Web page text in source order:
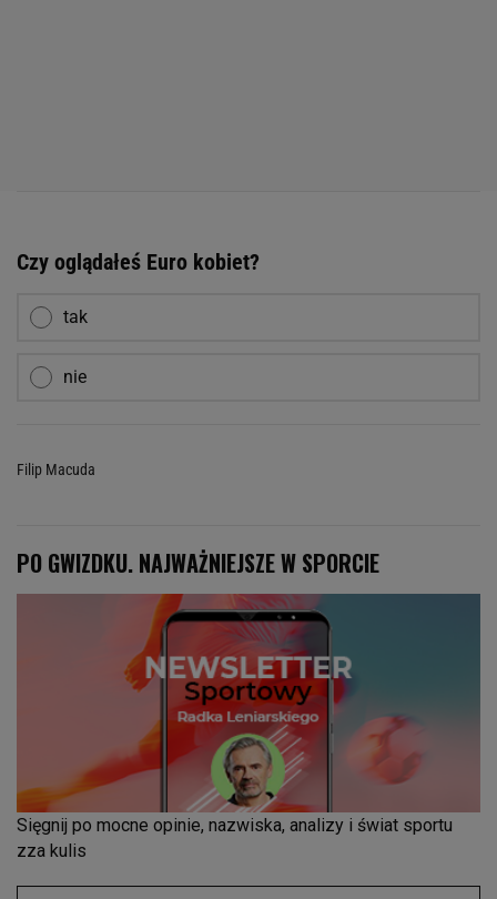
Czy oglądałeś Euro kobiet?
tak
nie
Filip Macuda